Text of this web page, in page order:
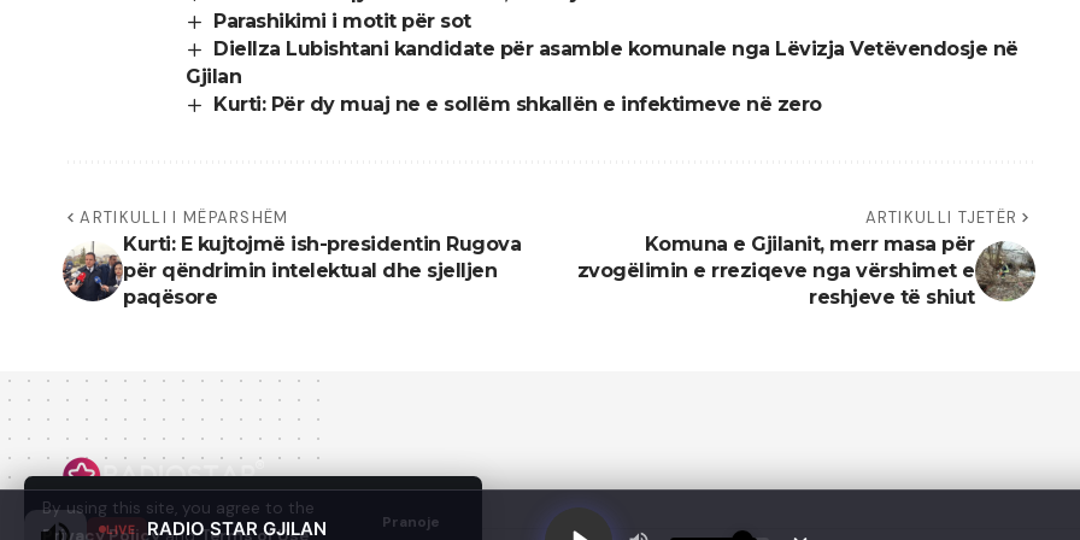
By using this site, you agree to the
Privacy PolicyandTerms of Use.
Pranoje
Parashikimi i motit për sot
Diellza Lubishtani kandidate për asamble komunale nga Lëvizja Vetëvendosje në
Gjilan
Kurti: Për dy muaj ne e sollëm shkallën e infektimeve në zero
ARTIKULLI I MËPARSHËM
Kurti: E kujtojmë ish-presidentin Rugova
për qëndrimin intelektual dhe sjelljen
paqësore
ARTIKULLI TJETËR
Komuna e Gjilanit, merr masa për
zvogëlimin e rreziqeve nga vërshimet e
reshjeve të shiut
LIVE RADIO STAR GJILAN